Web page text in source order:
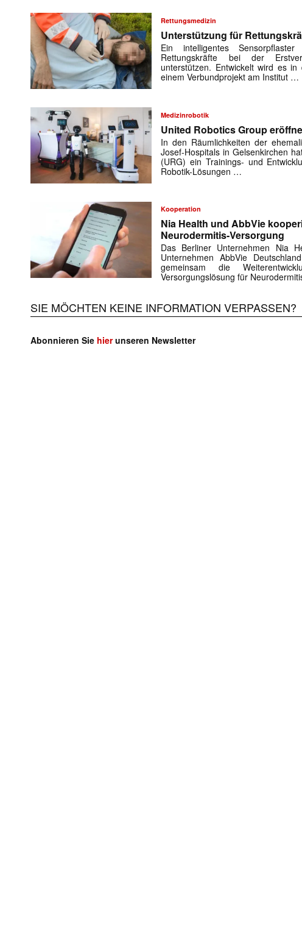
Rettungsmedizin
Unterstützung für
Ein intelligentes
Rettungskräfte bei der
unterstützen. Entwickelt wird es
einem Verbundprojekt am Institut …
Medizinrobotik
United Robotics Group
In den Räumlichkeiten der
Josef-Hospitals in Gelsenkirchen
(URG) ein Trainings- und
Robotik-Lösungen …
Kooperation
Nia Health und AbbVie
Neurodermitis-Versorgung
Das Berliner Unternehmen Nia
Unternehmen AbbVie
gemeinsam die
Versorgungslösung für
SIE MÖCHTEN KEINE INFORMATION VERPASSEN?
Abonnieren Sie hierunseren Newsletter